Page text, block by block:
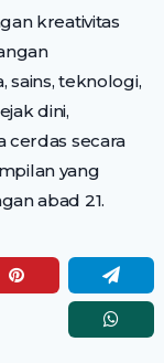
kreativitas
sains, teknologi,
dini,
cerdas secara
yang
abad 21.